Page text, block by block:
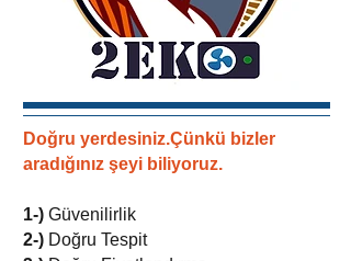
Doğru yerdesiniz.Çünkü bizler
aradığınız şeyi biliyoruz.
1-) Güvenilirlik
2-) Doğru Tespit